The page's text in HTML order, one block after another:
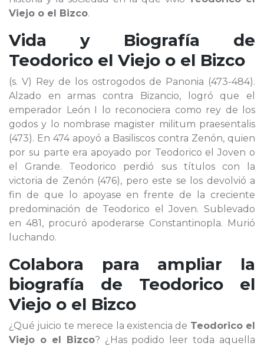
Viejo o el Bizco.
Vida y Biografía de
Teodorico el Viejo o el Bizco
(s. V) Rey de los ostrogodos de Panonia (473-484).
Alzado en armas contra Bizancio, logró que el
emperador León I lo reconociera como rey de los
godos y lo nombrase magister militum praesentalis
(473). En 474 apoyó a Basiliscos contra Zenón, quien
por su parte era apoyado por Teodorico el Joven o
el Grande. Teodorico perdió sus títulos con la
victoria de Zenón (476), pero este se los devolvió a
fin de que lo apoyase en frente de la creciente
predominación de Teodorico el Joven. Sublevado
en 481, procuró apoderarse Constantinopla. Murió
luchando.
Colabora para ampliar la
biografía de Teodorico el
Viejo o el Bizco
¿Qué juicio te merece la existencia de Teodorico el
Viejo o el Bizco? ¿Has podido leer toda aquella